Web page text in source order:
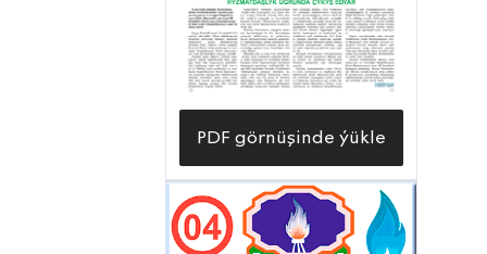
hem-de ruhy galkynyşlara gol berýän
türkmen halky bu gün Birleşen Milletler
Guramasy tarapyndan ykrar edilen
hemişelik Bitaraplygymyzyň şanly 30
ýyllyk baýramçylygyny ýokary derejede
toýlamagyň aladasy bilen. Asly nurdan
bolan türkmeniň şowly ykbalynda uly
ähmiýete eýe bolan bu şanly senäni
PDF görnüşinde ýükle